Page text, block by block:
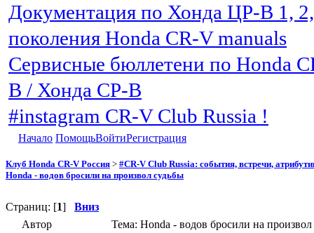
Документация по Хонда ЦР-В 1,
поколения Honda CR-V manuals
Сервисные бюллетени по Honda
В / Хонда СР-В
#instagram CR-V Club Russia !
Начало ПомощьВойтиРегистрация
Клуб Honda CR-V Россия > #CR-V Club Russia: события, встречи,
Honda - водов бросили на произвол судьбы
Страниц: [1] Вниз
Автор
Тема: Honda - водов бросили на